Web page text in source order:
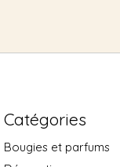
Catégories
Bougies et parfums